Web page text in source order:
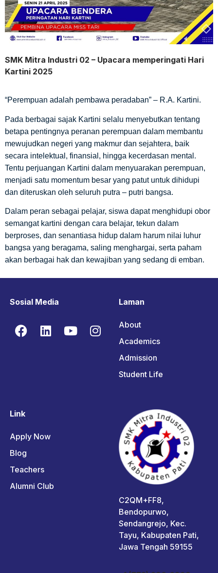
SMK Mitra Industri 02 – Upacara memperingati Hari
Kartini 2025
“Perempuan adalah pembawa peradaban” – R.A. Kartini.
Pada berbagai sajak Kartini selalu menyebutkan tentang
betapa pentingnya peranan perempuan dalam membantu
mewujudkan negeri yang makmur dan sejahtera, baik
secara intelektual, finansial, hingga kecerdasan mental.
Tentu perjuangan Kartini dalam menyuarakan perempuan,
menjadi satu momentum besar yang patut untuk dihidupi
dan diteruskan oleh seluruh putra – putri bangsa.
Dalam peran sebagai pelajar, siswa dapat menghidupi obor
semangat kartini dengan cara belajar, tekun dalam
berproses, dan senantiasa hidup dalam harum nilai luhur
bangsa yang beragama, saling menghargai, serta paham
akan berbagai hak dan kewajiban yang sedang di emban.
Sosial Media Laman
About
Academics
Admission
Student Life
Link
Apply Now
Blog
Teachers
Alumni Club
C2QM+FF8,
Bendopurwo,
Sendangrejo, Kec.
Tayu, Kabupaten Pati,
Jawa Tengah 59155